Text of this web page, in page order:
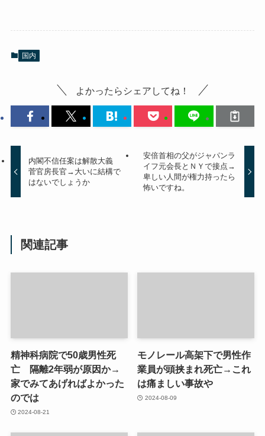
国内
よかったらシェアしてね！
内閣不信任案は解散大義
菅官房長官→大いに結構で
はないでしょうか
安倍首相の父がジャパンラ
イフ元会長とＮＹで接点→
卑しい人間が権力持ったら
怖いですね。
関連記事
精神科病院で50歳男性死
亡 隔離2年弱が原因か→
家でみてあげればよかった
のでは
2024-08-21
モノレール高架下で男性作
業員が頭挟まれ死亡→これ
は痛ましい事故や
2024-08-09